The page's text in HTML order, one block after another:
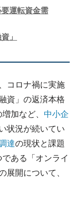
運転資金需
」
コロナ禍に実施
資」の返済本格
加など、 中小企
状況が続いてい
達の現状と課題
ある「オンライ
展開について、